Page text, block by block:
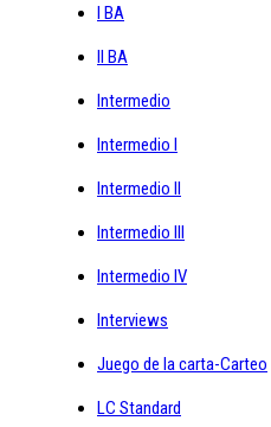
I BA
II BA
Intermedio
Intermedio I
Intermedio II
Intermedio III
Intermedio IV
Interviews
Juego de la carta-Carteo
LC Standard